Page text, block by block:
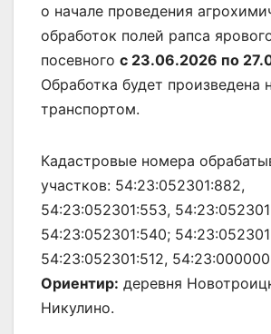
о начале проведения
обработок полей рапса
посевного с 23.06.2026 по
Обработка будет произведена
транспортом.
Кадастровые номера
участков: 54:23:052301:882,
54:23:052301:553,
54:23:052301:540;
54:23:052301:512,
Ориентир: деревня
Никулино.